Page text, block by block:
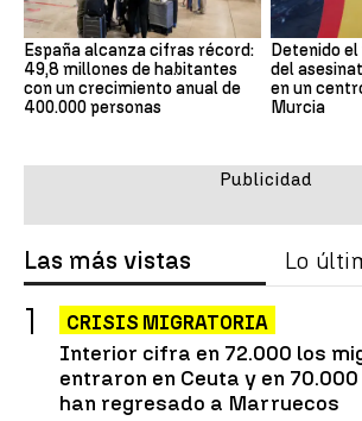
España alcanza cifras récord:
49,8 millones de habitantes
con un crecimiento anual de
400.000 personas
Detenido
del
en un
Murcia
Las más vistas Lo
CRISIS MIGRATORIA
Interior cifra en 72.000 los
entraron en Ceuta y en
han regresado a Marruecos